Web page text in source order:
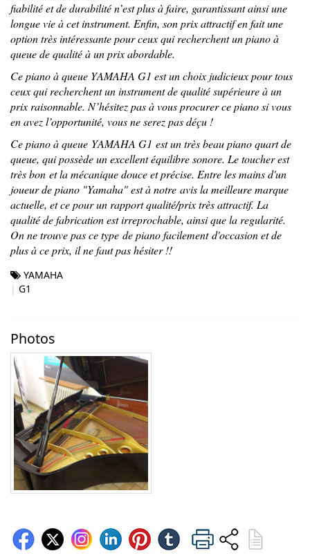
fiabilité et de durabilité n’est plus à faire, garantissant ainsi une
longue vie à cet instrument. Enfin, son prix attractif en fait une
option très intéressante pour ceux qui recherchent un piano à
queue de qualité à un prix abordable.
Ce piano à queue YAMAHA G1 est un choix judicieux pour tous
ceux qui recherchent un instrument de qualité supérieure à un
prix raisonnable. N’hésitez pas à vous procurer ce piano si vous
en avez l’opportunité, vous ne serez pas déçu !
Ce piano à queue YAMAHA G1 est un très beau piano quart de
queue, qui possède un excellent équilibre sonore. Le toucher est
très bon et la mécanique douce et précise. Entre les mains d'un
joueur de piano "Yamaha" est à notre avis la meilleure marque
actuelle, et ce pour un rapport qualité/prix très attractif. La
qualité de fabrication est irreprochable, ainsi que la regularité.
On ne trouve pas ce type de piano facilement d'occasion et de
plus à ce prix, il ne faut pas hésiter !!
YAMAHA
G1
Photos